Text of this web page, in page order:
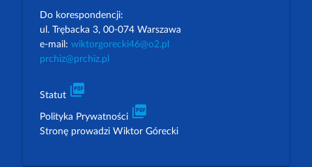
Do korespondencji:
ul. Trębacka 3, 00-074 Warszawa
e-mail: wiktorgorecki46@o2.pl
prchiz@prchiz.pl
Statut picture_as_pdf
Polityka Prywatności picture_as_pdf
Stronę prowadzi Wiktor Górecki